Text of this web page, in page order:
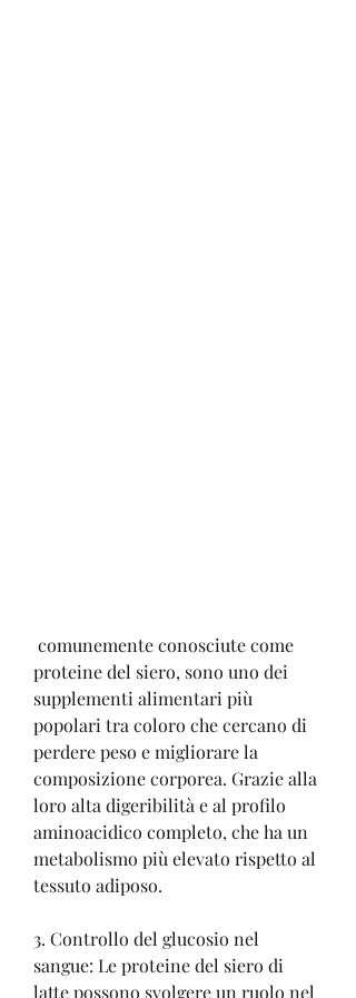
proteine del siero, sono uno dei
supplementi alimentari più
popolari tra coloro che cercano di
perdere peso e migliorare la
composizione corporea. Grazie alla
loro alta digeribilità e al profilo
aminoacidico completo, che ha un
metabolismo più elevato rispetto al
tessuto adiposo.
3. Controllo del glucosio nel
sangue: Le proteine ​​del siero di
latte possono svolgere un ruolo nel